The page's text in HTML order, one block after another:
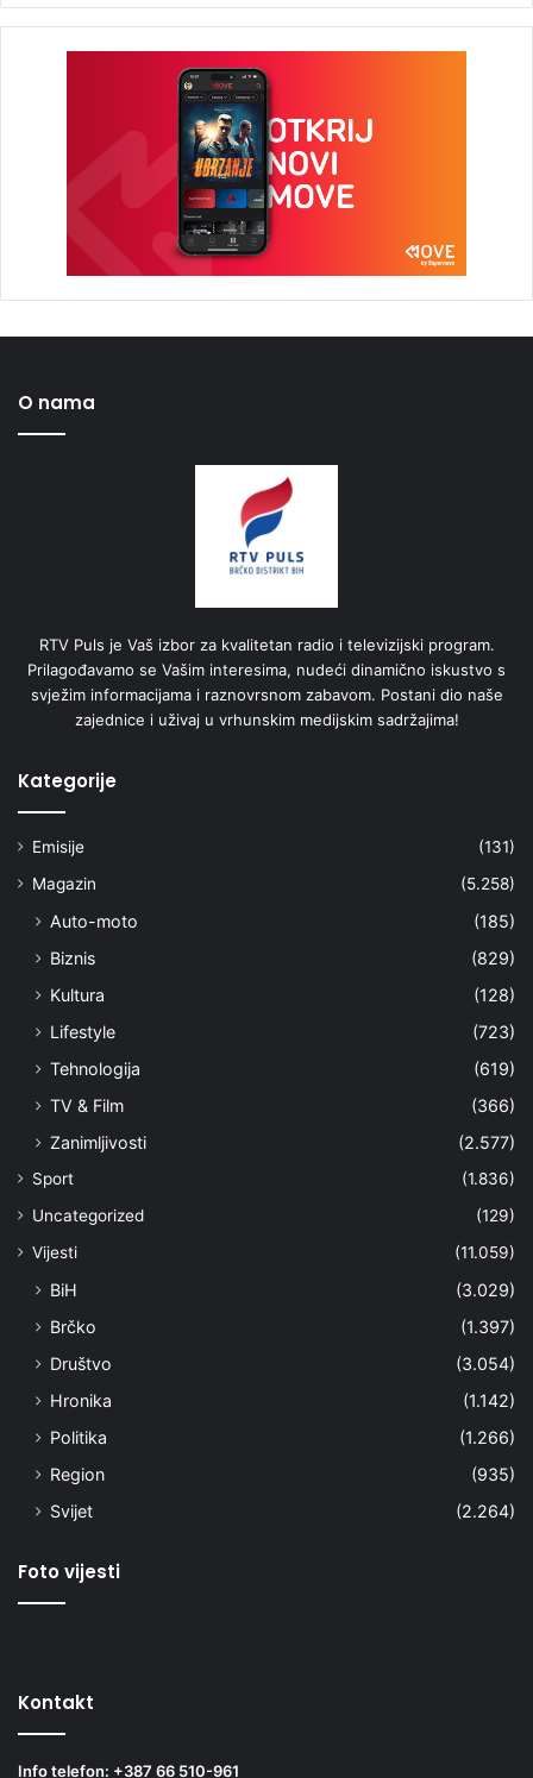
O nama
RTV Puls je Vaš izbor za kvalitetan radio i televizijski program.
Prilagođavamo se Vašim interesima, nudeći dinamično iskustvo s
svježim informacijama i raznovrsnom zabavom. Postani dio naše
zajednice i uživaj u vrhunskim medijskim sadržajima!
Kategorije
Emisije
(131)
Magazin
(5.258)
Auto-moto
(185)
Biznis
(829)
Kultura
(128)
Lifestyle
(723)
Tehnologija
(619)
TV & Film
(366)
Zanimljivosti
(2.577)
Sport
(1.836)
Uncategorized
(129)
Vijesti
(11.059)
BiH
(3.029)
Brčko
(1.397)
Društvo
(3.054)
Hronika
(1.142)
Politika
(1.266)
Region
(935)
Svijet
(2.264)
Foto vijesti
Kontakt
Info telefon: +387 66 510-961